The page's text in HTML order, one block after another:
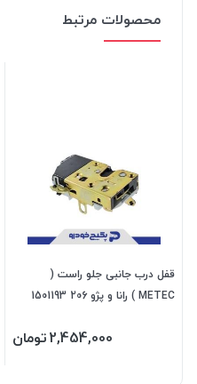
محصولات مرتبط
قفل درب جانبی جلو راست (
METEC ) رانا و پژو 206 1501193
2,454,000تومان